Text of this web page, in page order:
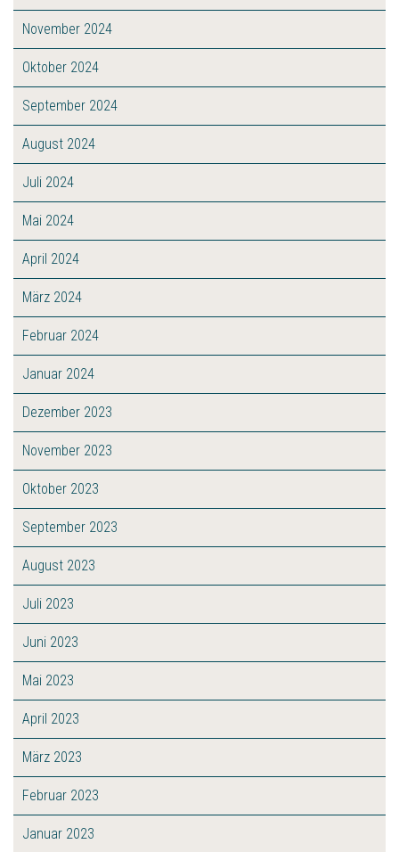
November 2024
Oktober 2024
September 2024
August 2024
Juli 2024
Mai 2024
April 2024
März 2024
Februar 2024
Januar 2024
Dezember 2023
November 2023
Oktober 2023
September 2023
August 2023
Juli 2023
Juni 2023
Mai 2023
April 2023
März 2023
Februar 2023
Januar 2023